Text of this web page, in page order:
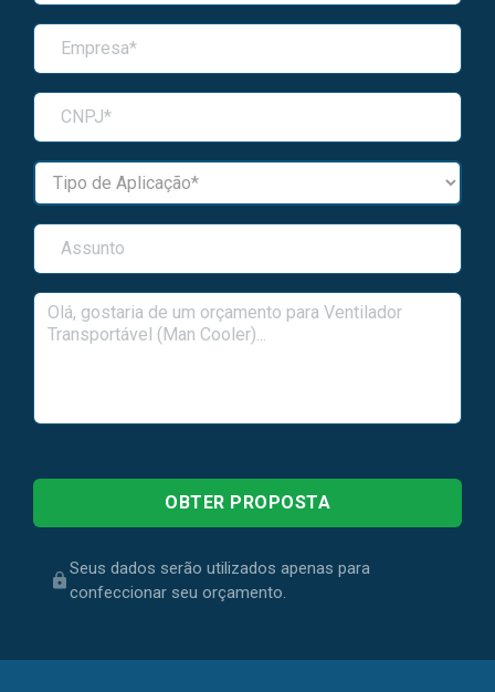
Seus dados serão utilizados apenas para
confeccionar seu orçamento.